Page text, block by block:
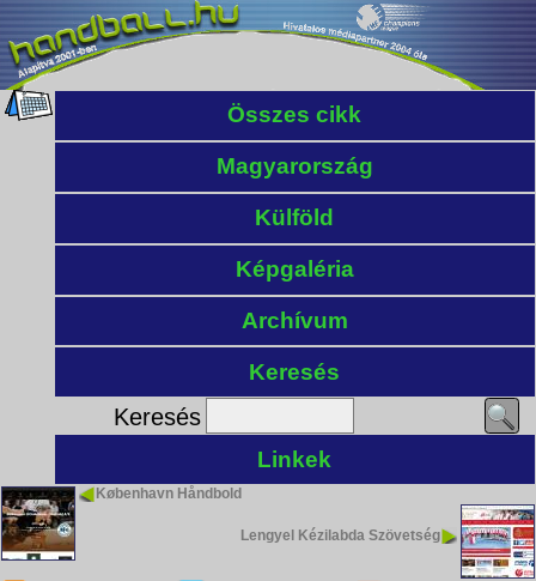
Összes cikk
Magyarország
Külföld
Képgaléria
Archívum
Keresés
Keresés
Linkek
København Håndbold
Lengyel Kézilabda Szövetség